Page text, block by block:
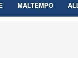
MALTEMPO